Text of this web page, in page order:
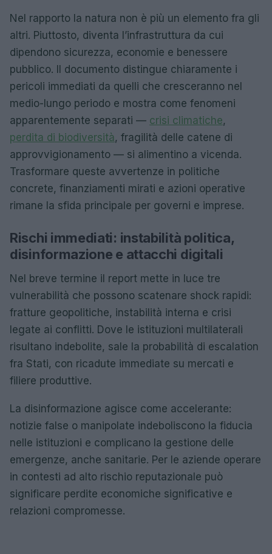
Nel rapporto la natura non è più un elemento fra gli
altri. Piuttosto, diventa l’infrastruttura da cui
dipendono sicurezza, economie e benessere
pubblico. Il documento distingue chiaramente i
pericoli immediati da quelli che cresceranno nel
medio-lungo periodo e mostra come fenomeni
apparentemente separati — crisi climatiche,
perdita di biodiversità , fragilità delle catene di
approvvigionamento — si alimentino a vicenda.
Trasformare queste avvertenze in politiche
concrete, finanziamenti mirati e azioni operative
rimane la sfida principale per governi e imprese.
Rischi immediati: instabilità politica,
disinformazione e attacchi digitali
Nel breve termine il report mette in luce tre
vulnerabilità che possono scatenare shock rapidi:
fratture geopolitiche, instabilità interna e crisi
legate ai conflitti. Dove le istituzioni multilaterali
risultano indebolite, sale la probabilità di escalation
fra Stati, con ricadute immediate su mercati e
filiere produttive.
La disinformazione agisce come accelerante:
notizie false o manipolate indeboliscono la fiducia
nelle istituzioni e complicano la gestione delle
emergenze, anche sanitarie. Per le aziende operare
in contesti ad alto rischio reputazionale può
significare perdite economiche significative e
relazioni compromesse.